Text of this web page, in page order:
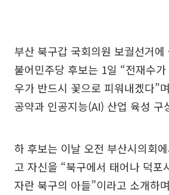
부산 북구갑 국회의원 보궐선거에
불어민주당 후보는 1일 “전재수
우가 반드시 꽃으로 피워내겠다”
공약과 인공지능(AI) 산업 육성 구
하 후보는 이날 오전 부산시의회
고 자신을 “북구에서 태어나 덕포
자란 북구의 아들”이라고 소개하